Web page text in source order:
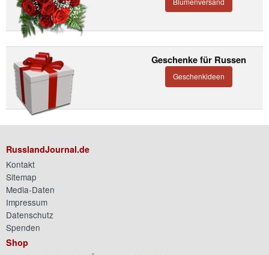
Geschenke für Russen
Geschenkideen
RusslandJournal.de
Kontakt
Sitemap
Media-Daten
Impressum
Datenschutz
Spenden
Shop